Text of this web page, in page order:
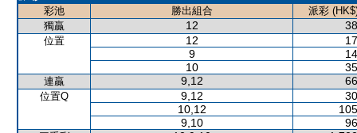
彩池 勝出組合
派彩
獨贏
12
位置 12
9
10
連贏 9,12
位置Q 9,12
10,12
9,10